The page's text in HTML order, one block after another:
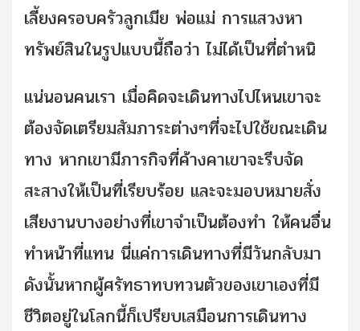
เลี้ยงครอบครัวลูกเมีย พ่อแม่ การแสวงหา
ทรัพย์สินในรูปแบบนี้ถือว่า ไม่ได้เป็นที่ตำหนิ
แน่นอนคนเรา เมื่อคิดจะเดินทางไปไหนเขาจะ
ต้องจัดเตรียมสัมภาระต่างๆที่จะไปใช้ขณะเดิน
ทาง หากเขามีภารกิจที่ค้างคาเขาจะรีบจัด
สะสางให้เป็นที่เรียบร้อย และจะมอบหมายสั่ง
เสียงานบางอย่างที่เขาจำเป็นต้องทำ ให้คนอื่น
ทำหน้าที่แทน นี่แค่การเดินทางที่มีวันกลับมา
ดังนั้นหากผู้ศรัทธาทบทวนตัวของเขาเองที่มี
ชีวิตอยู่ในโลกนี้ก็เปรียบเสมือนการเดินทาง